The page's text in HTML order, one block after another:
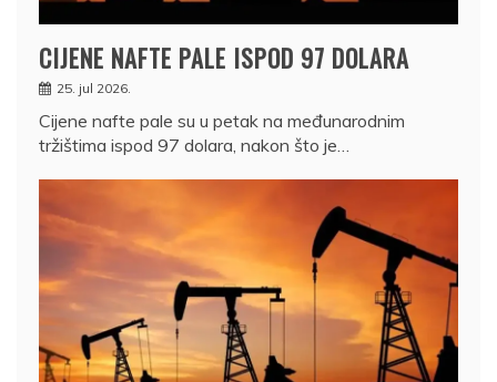
CIJENE NAFTE PALE ISPOD 97 DOLARA
25. jul 2026.
Cijene nafte pale su u petak na međunarodnim
tržištima ispod 97 dolara, nakon što je…